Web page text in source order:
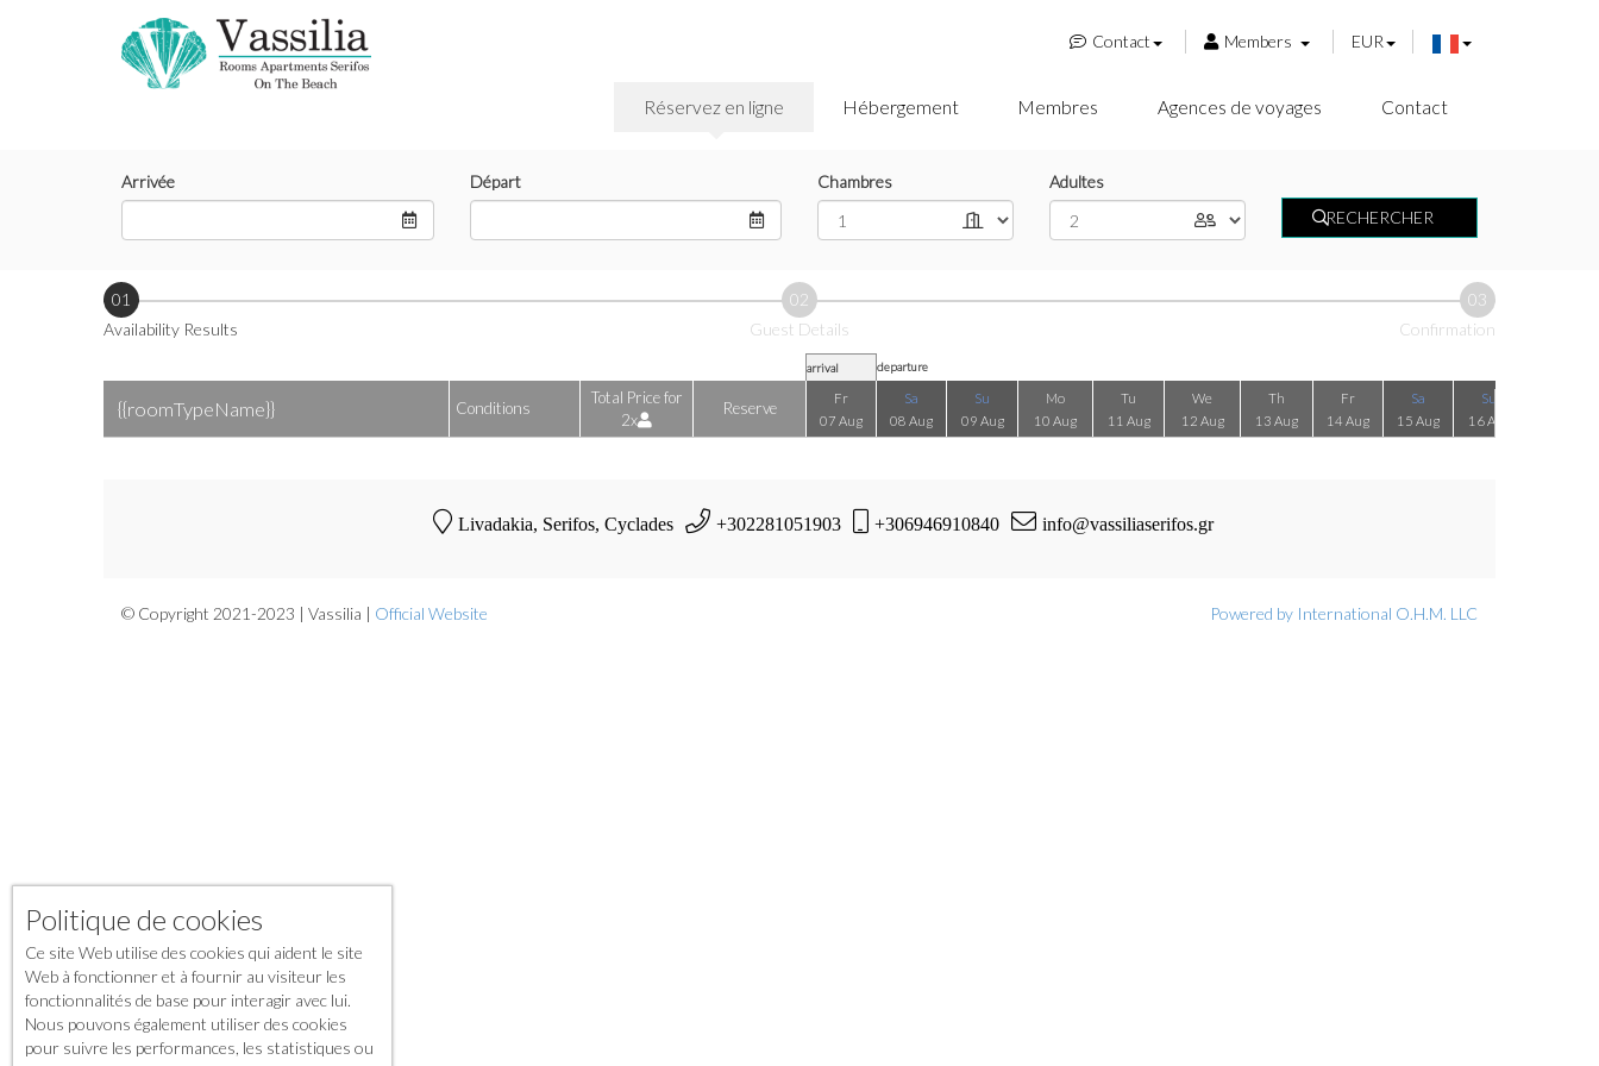
EUR
Members
Contact
Réservez en ligne Hébergement Membres Agences de voyages Contact
Arrivée Départ Chambres
Adultes
RECHERCHER
01
Availability Results
02
Guest Details
03
Confirmation
arrival departure
{{roomTypeName}} Conditions
Total Price for
2x
Reserve
Fr
07 Aug
Sa
08 Aug
Su
09 Aug
Mo
10 Aug
Tu
11 Aug
We
12 Aug
Th
13 Aug
Fr
14 Aug
Sa
15 Aug
Su
16 Aug
Livadakia, Serifos, Cyclades +302281051903 +306946910840 info@vassiliaserifos.gr
© Copyright 2021-2023 | Vassilia | Official Website Powered by International O.H.M. LLC
Politique de cookies
Ce site Web utilise des cookies qui aident le site
Web à fonctionner et à fournir au visiteur les
fonctionnalités de base pour interagir avec lui.
Nous pouvons également utiliser des cookies
pour suivre les performances, les statistiques ou